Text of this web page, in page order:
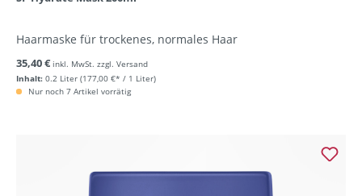
Haarmaske für trockenes, normales Haar
Inhalt: 0.2 Liter (177,00 €* / 1 Liter)
35,40 € inkl. MwSt. zzgl. Versand
Nur noch 7 Artikel vorrätig